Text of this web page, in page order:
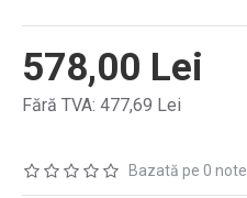
Bazată pe 0 note.
578,00 Lei
Fără TVA: 477,69 Lei